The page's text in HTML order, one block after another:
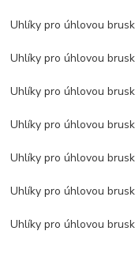
Uhlíky pro úhlovou
Uhlíky pro úhlovou
Uhlíky pro úhlovou
Uhlíky pro úhlovou
Uhlíky pro úhlovou
Uhlíky pro úhlovou
Uhlíky pro úhlovou